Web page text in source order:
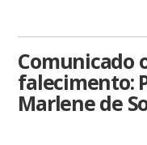
Comunicado
falecimento:
Marlene de